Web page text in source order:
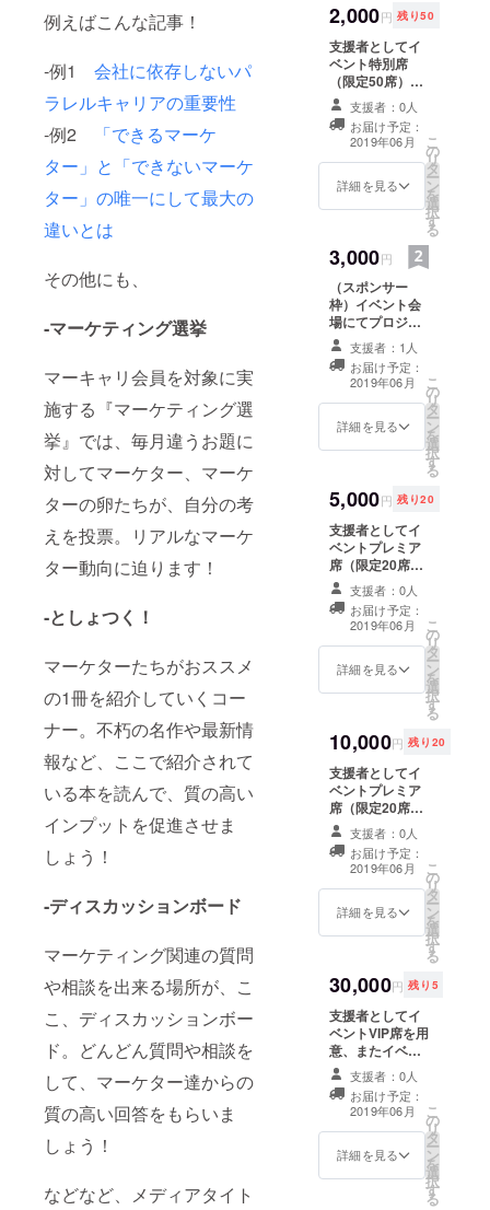
例えばこんな記事！
‐例1 会社に依存しないパ
ラレルキャリアの重要性
‐例2
「できるマーケ
ター」と「できないマーケ
ター」の唯一にして最大の
違いとは
その他にも、
‐マーケティング選挙
マーキャリ会員を対象に実
施する『マーケティング選
挙』では、毎月違うお題に
対してマーケター、マーケ
ターの卵たちが、自分の考
えを投票。リアルなマーケ
ター動向に迫ります！
‐としょつく！
マーケターたちがおススメ
の1冊を紹介していくコー
ナー。不朽の名作や最新情
報など、ここで紹介されて
いる本を読んで、質の高い
インプットを促進させま
しょう！
‐ディスカッションボード
マーケティング関連の質問
や相談を出来る場所が、こ
こ、ディスカッションボー
ド。どんどん質問や相談を
して、マーケター達からの
質の高い回答をもらいま
しょう！
などなど、メディアタイト
チャンスを
増やせるよ
うにするこ
とを理念に
活動してお
ります。
ください。 記入
のない場合は
CAMPFIREの
ユーザー名を掲
載いたします。
ご了承くださ
い。
2,000円 残り50
支援者としてイ
ベント特別席
（限定50席）を
用意、またイベ
ント会場にて支
援者としてお名
前（希望の場合
は会社名も）を
掲載させて頂き
示）※席順は申し
込み順 ※支援
時、必ず備考欄
にご希望のお名
前をご記入くだ
さい。記入のな
い場合は
CAMPFIREの
ユーザー名を掲
ご了承くださ
い。 ※イベント
は、支援額とは
別にユーザー様
ご負担でお願い
致します。
支援者：0人
お届け予定：
2019年06月
詳細を見る
こ
の
リ
タ
ー
ン
を
選
択
す
る
3,000円
（スポンサー
枠）イベント会
場にてプロジェ
クターにてスク
リーン上に協賛
表示の上、更に
読み上げも行い
ます。 ※支援
時、必ず備考欄
い場合は
CAMPFIREの
ユーザー名を掲
載いたします。
ご了承くださ
い。
支援者：1人
お届け予定：
2019年06月
詳細を見る
こ
の
リ
タ
ー
ン
を
選
択
す
る
5,000円 残り20
支援者としてイ
ベントプレミア
席（限定20席）
を用意、またイ
ベント会場にて
支援者としてお
名前（希望の場
合は会社名も）
を掲載させて頂
示）。更にイベ
ント開催後
YouTubeやマー
キャリなどWeb
上で公開のミル
クラ･プロモー
ション動画にて
支援者としてお
名前を掲載させ
席順は申し込み
順 ※支援時、必
記入ください。
記入のない場合
はCAMPFIREの
ユーザー名を掲
載いたします。
ご了承くださ
い。 ※イベント
参加に伴う交通
費に関しまして
別にユーザー様
ご負担でお願い
支援者：0人
お届け予定：
2019年06月
詳細を見る
こ
の
リ
タ
ー
ン
を
選
択
す
る
10,000円 残り20
支援者としてイ
ベントプレミア
席（限定20席）
を用意、またイ
ベント会場にて
支援者としてお
名前（希望の場
合は会社名も）
を掲載させて頂
示）。※席順は申
し込み順。更に
後日支援者とし
てのインタ
ビュー記事を
マーキャリサイ
ト内にまとめて
掲載致します。
※インタビューに
または状況次第
では後日メール
支援者：0人
お届け予定：
2019年06月
詳細を見る
こ
の
リ
タ
ー
ン
を
選
択
す
る
30,000円 残り5
支援者としてイ
ベントVIP席を用
意、またイベン
ト会場にて支援
者としてお名前
（希望の場合は
会社名も）を掲
載させて頂きま
す。（プロジェ
支援者：0人
お届け予定：
2019年06月
詳細を見る
こ
の
リ
タ
ー
ン
を
選
択
す
る